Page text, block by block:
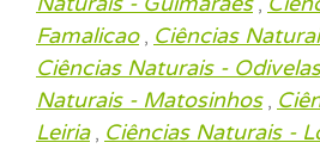
,
Famalicao, Ciências
Ciências Naturais - Odivelas
Naturais - Matosinhos,
Leiria, Ciências Naturais -